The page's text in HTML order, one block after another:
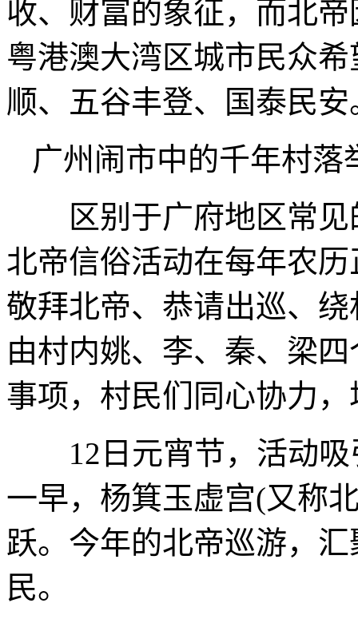
收、财富的象征，而北
粤港澳大湾区城市民众
顺、五谷丰登、国泰民安
广州闹市中的千年村
区别于广府地区常见
北帝信俗活动在每年农
敬拜北帝、恭请出巡、
由村内姚、李、秦、梁
事项，村民们同心协力
12日元宵节，活动吸
一早，杨箕玉虚宫(又称
跃。今年的北帝巡游，
民。